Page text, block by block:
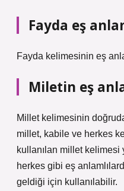
Fayda eş
Fayda kelimesinin eş
Miletin eş
Millet kelimesinin
millet, kabile ve herkes
kullanılan millet
herkes gibi eş
geldiği için kullanılabilir.